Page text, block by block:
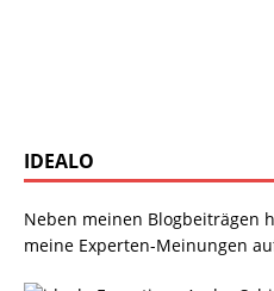
IDEALO
Neben meinen Blogbeiträgen
meine Experten-Meinungen